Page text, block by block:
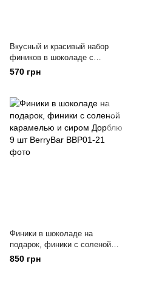
Вкусный и красивый набор
фиников в шоколаде с
начинками, коробка фиников 6
шт. микс Berry Bar
570 грн
Финики в шоколаде на
подарок, финики с соленой
карамелью и сиром Дорблю 9
шт BerryBar
850 грн